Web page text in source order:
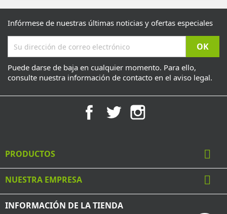
Infórmese de nuestras últimas noticias y ofertas especiales
Puede darse de baja en cualquier momento. Para ello,
consulte nuestra información de contacto en el aviso legal.
FacebookTwitter
PRODUCTOS 
NUESTRA EMPRESA 
INFORMACIÓN DE LA TIENDA